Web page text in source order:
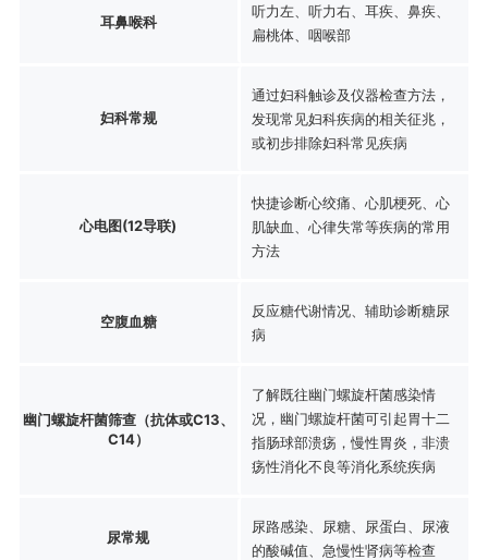
耳鼻喉科
听力左、听力右、耳疾、鼻疾、
扁桃体、咽喉部
妇科常规
通过妇科触诊及仪器检查方法，
发现常见妇科疾病的相关征兆，
或初步排除妇科常见疾病
心电图(12导联)
快捷诊断心绞痛、心肌梗死、心
肌缺血、心律失常等疾病的常用
方法
空腹血糖
反应糖代谢情况、辅助诊断糖尿
病
幽门螺旋杆菌筛查（抗体或C13、
C14）
了解既往幽门螺旋杆菌感染情
况，幽门螺旋杆菌可引起胃十二
指肠球部溃疡，慢性胃炎，非溃
疡性消化不良等消化系统疾病
尿常规
尿路感染、尿糖、尿蛋白、尿液
的酸碱值、急慢性肾病等检查